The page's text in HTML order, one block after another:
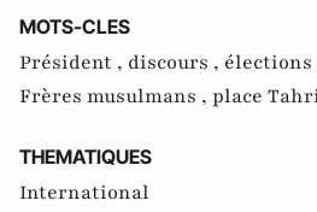
MOTS-CLES
Président , discours , élections
Frères musulmans , place
THEMATIQUES
International